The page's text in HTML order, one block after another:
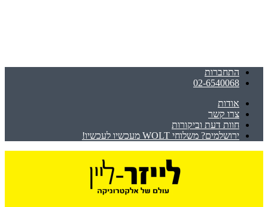
התחברות
02-6540068
אודות
צרו קשר
חוות דעת וביקורות
ירושלמים? משלוחי WOLT מעכשיו לעכשיו!